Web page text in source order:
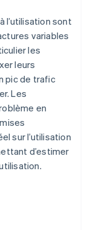
l’utilisation sont
variables
les
leurs
pic de trafic
Les
en
sur l’utilisation
d’estimer